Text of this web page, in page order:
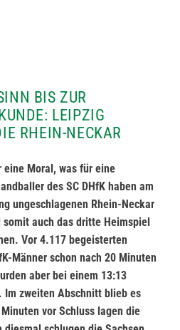
BIS ZUR
LEIPZIG
RHEIN-NECKAR
eine Moral, was für eine
des SC DHfK haben am
ungeschlagenen Rhein-Neckar
auch das dritte Heimspiel
Vor 4.117 begeisterten
Männer schon nach 20 Minuten
aber bei einem 13:13
Im zweiten Abschnitt blieb es
vor Schluss lagen die